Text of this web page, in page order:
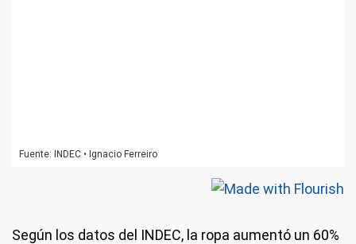
Según los datos del INDEC, la ropa aumentó un 60%